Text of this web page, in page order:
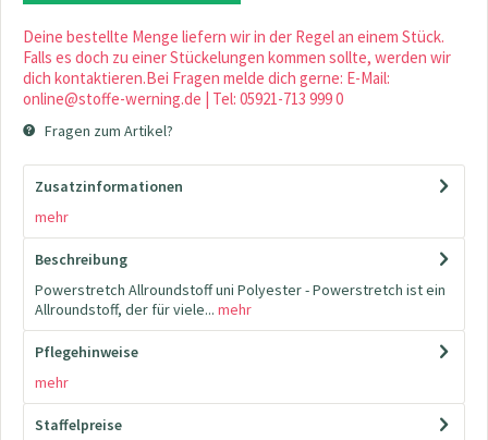
Deine bestellte Menge liefern wir in der Regel an einem Stück.
Falls es doch zu einer Stückelungen kommen sollte, werden wir
dich kontaktieren.Bei Fragen melde dich gerne: E-Mail:
online@stoffe-werning.de | Tel: 05921-713 999 0
Fragen zum Artikel?
Zusatzinformationen
mehr
Beschreibung
Powerstretch Allroundstoff uni Polyester - Powerstretch ist ein
Allroundstoff, der für viele... mehr
Pflegehinweise
mehr
Staffelpreise